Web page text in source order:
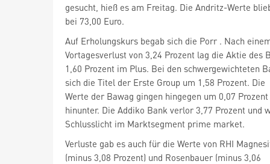
gesucht, hieß es am Freitag. Die Andritz-Werte
bei 73,00 Euro.
Auf Erholungskurs begab sich die Porr . Nach
Vortagesverlust von 3,24 Prozent lag die Aktie des
1,60 Prozent im Plus. Bei den schwergewichteten
sich die Titel der Erste Group um 1,58 Prozent. Die
Werte der Bawag gingen hingegen um 0,07 Prozent
hinunter. Die Addiko Bank verlor 3,77 Prozent und
Schlusslicht im Marktsegment prime market.
Verluste gab es auch für die Werte von RHI
(minus 3,08 Prozent) und Rosenbauer (minus 3,06